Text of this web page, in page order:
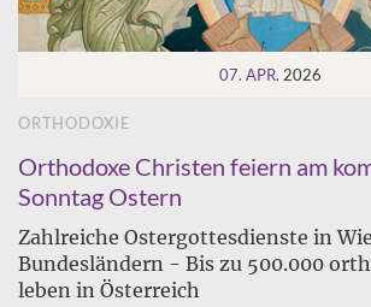
07. APR. 2026
ORTHODOXIE
Orthodoxe Christen feiern am
Sonntag Ostern
Zahlreiche Ostergottesdienste in
Bundesländern - Bis zu 500.000
leben in Österreich